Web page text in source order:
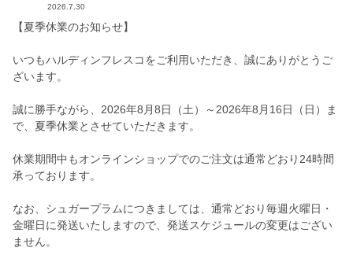
2026.7.30
【夏季休業のお知らせ】
いつもハルディンフレスコをご利用いただき、誠にありがとうご
ざいます。
誠に勝手ながら、2026年8月8日（土）～2026年8月16日（日）ま
で、夏季休業とさせていただきます。
休業期間中もオンラインショップでのご注文は通常どおり24時間
承っております。
なお、シュガープラムにつきましては、通常どおり毎週火曜日・
金曜日に発送いたしますので、発送スケジュールの変更はござい
ません。